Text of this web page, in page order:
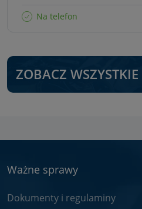
Na telefon
ZOBACZ WSZYSTKIE
Ważne sprawy
Dokumenty i regulaminy